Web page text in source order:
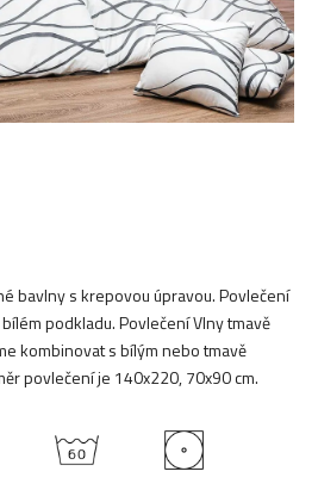
bavlny s krepovou úpravou. Povlečení
podkladu. Povlečení Vlny tmavě
kombinovat s bílým nebo tmavě
povlečení je 140x220, 70x90 cm.